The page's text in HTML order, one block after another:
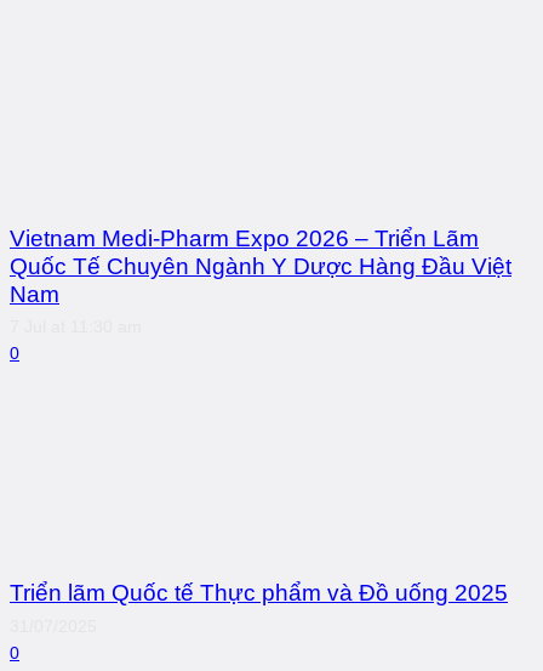
Vietnam Medi-Pharm Expo 2026 – Triển Lãm
Quốc Tế Chuyên Ngành Y Dược Hàng Đầu Việt
Nam
0
Triển lãm Quốc tế Thực phẩm và Đồ uống 2025
0